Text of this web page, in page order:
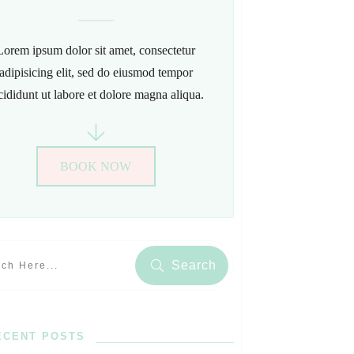
ipsum dolor sit amet, consectetur
elit, sed do eiusmod tempor
ut labore et dolore magna aliqua.
BOOK NOW
Search
POSTS